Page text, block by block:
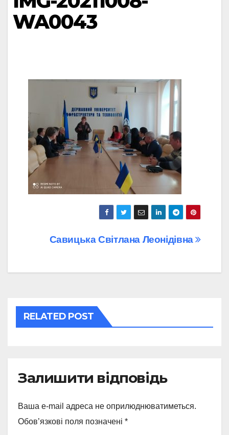
WA0043
Навігація
Савицька Світлана Леонідівна
RELATED POST
Залишити відповідь
Ваша e-mail адреса не оприлюднюватиметься.
Обов’язкові поля позначені *